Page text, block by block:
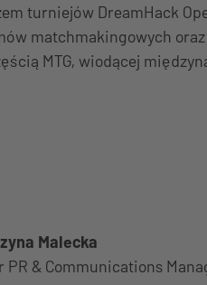
turniejów DreamHack
matchmakingowych
MTG, wiodącej
Malecka
PR & Communications